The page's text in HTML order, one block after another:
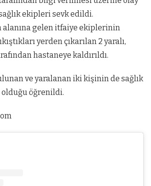
ekipleri sevk edildi.
alanına gelen itfaiye ekiplerinin
yerden çıkarılan 2 yaralı,
hastaneye kaldırıldı.
ve yaralanan iki kişinin de sağlık
öğrenildi.